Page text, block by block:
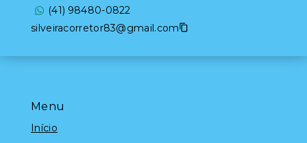
Menu
Início
(41) 98480-0822
silveiracorretor83@gmail.com